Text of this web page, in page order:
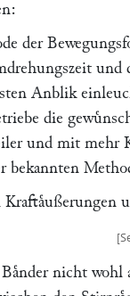
der
und
Anblik
die
und mit mehr
bekannten
Kraftaͤußerungen
nicht wohl